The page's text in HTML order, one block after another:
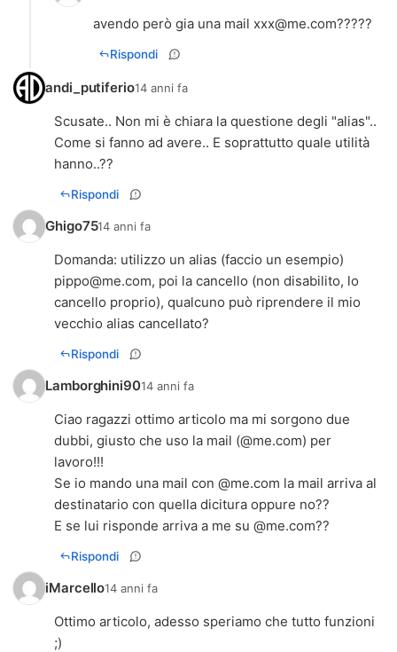
avendo però gia una mail xxx@me.com?????
Rispondi
andi_putiferio14 anni fa
Scusate.. Non mi è chiara la questione degli "alias"..
Come si fanno ad avere.. E soprattutto quale utilità
hanno..??
Rispondi
Ghigo7514 anni fa
Domanda: utilizzo un alias (faccio un esempio)
pippo@me.com, poi la cancello (non disabilito, lo
cancello proprio), qualcuno può riprendere il mio
vecchio alias cancellato?
Rispondi
Lamborghini9014 anni fa
Ciao ragazzi ottimo articolo ma mi sorgono due
dubbi, giusto che uso la mail (@me.com) per
lavoro!!!
Se io mando una mail con @me.com la mail arriva al
destinatario con quella dicitura oppure no??
E se lui risponde arriva a me su @me.com??
Rispondi
iMarcello14 anni fa
Ottimo articolo, adesso speriamo che tutto funzioni
;)